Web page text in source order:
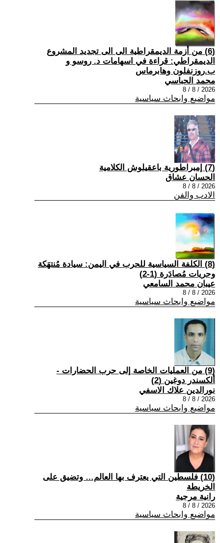
(6) من أزمة الديمقراطية الى الى تجديد المشروع
الديمقراطي: قراءة في اسهامات د. روسو و
ب.روزنفلون وهابرماس
محمد الحباسي
2026 / 8 / 8
مواضيع وابحاث سياسية
(7) إمبراطورية باعقيلوش الكلامية
الحسان عشاق
2026 / 8 / 8
الادب والفن
(8) الكلفة السياسية للحرب في اليمن: سيادة مُنتهَكة
وحريات مُصادَرة (1-2)
عيبان محمد السامعي
2026 / 8 / 8
مواضيع وابحاث سياسية
(9) من العمليات الخاصة إلى حرب الحضارات -
ألكسندر دوغين (2)
نورالدين علاك الاسفي
2026 / 8 / 8
مواضيع وابحاث سياسية
(10) فلسطين التي يعترف بها العالم… وتضيق على
الخريطة
رانية مرجية
2026 / 8 / 8
مواضيع وابحاث سياسية